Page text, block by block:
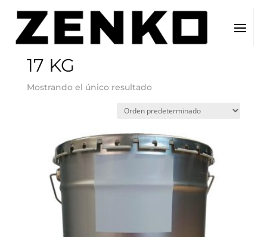
Inicio / Tamaño del producto / 17 KG
17 KG
Mostrando el único resultado